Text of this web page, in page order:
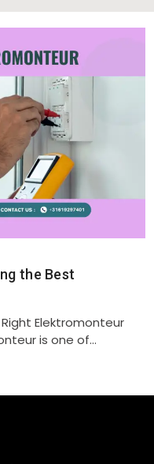
the Best
Elektromonteur
is one of…